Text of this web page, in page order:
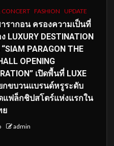
FASHION UPDATE
รากอน ครองความเป็นที่
LUXURY DESTINATION
PARAGON THE
OPENING
เปิดพื้นที่ LUXE
กขบวนแบรนด์หรูระดับ
แฟล็กชิปสโตร์แห่งแรกใน
ย
admin